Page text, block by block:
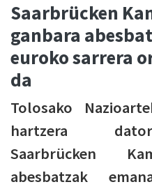
Saarbrücken
ganbara
euroko sarrera
da
Tolosako
hartzera
Saarbrücken
abesbatzak